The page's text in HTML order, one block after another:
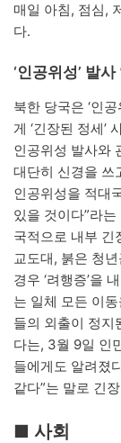
매일 아침, 점심,
다.
‘인공위성’ 발
북한 당국은 ‘인
게 ‘긴장된 정세’
인공위성 발사와
대단히 신경을 쓰
인공위성을 적대
있을 것이다”라
국적으로 내부 긴
교도대, 붉은 청
경우 ‘려행증’을
는 일체 모든 이
들의 외출이 정지
다는, 3월 9일 인
들에게도 알려졌
같다”는 말로 긴
■ 사회